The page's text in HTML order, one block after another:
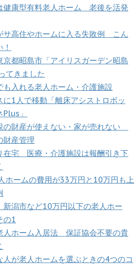
健康型有料老人ホーム 老後を活発
サ高住やホームに入る失敗例 こん
都昭島市「アイリスガーデン昭島
てきました
も入れる老人ホーム・介護施設
に1人で移動「離床アシストロボッ
」
の財産が使えない・家が売れない
財産管理
在宅 医療・介護施設は報酬引き下
ホームの費用が33万円と10万円も上
新潟市など10万円以下の老人ホー
の1
人ホーム入居法 保証協会不要の貴
人が老人ホームを選ぶときの4つのコ